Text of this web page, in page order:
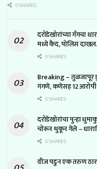
0 SHARES
दरोडेखोरांच्या गँगचा
मध्ये कैद, पोलिस
0 SHARES
Breaking – तुळजापूर
गंगणे, कणेसह 12 आरोपी
0 SHARES
दरोडेखोरांचा पुन्हा
चोरून थुकून गेले –
0 SHARES
वीज पडुन एक तरुण ठार,